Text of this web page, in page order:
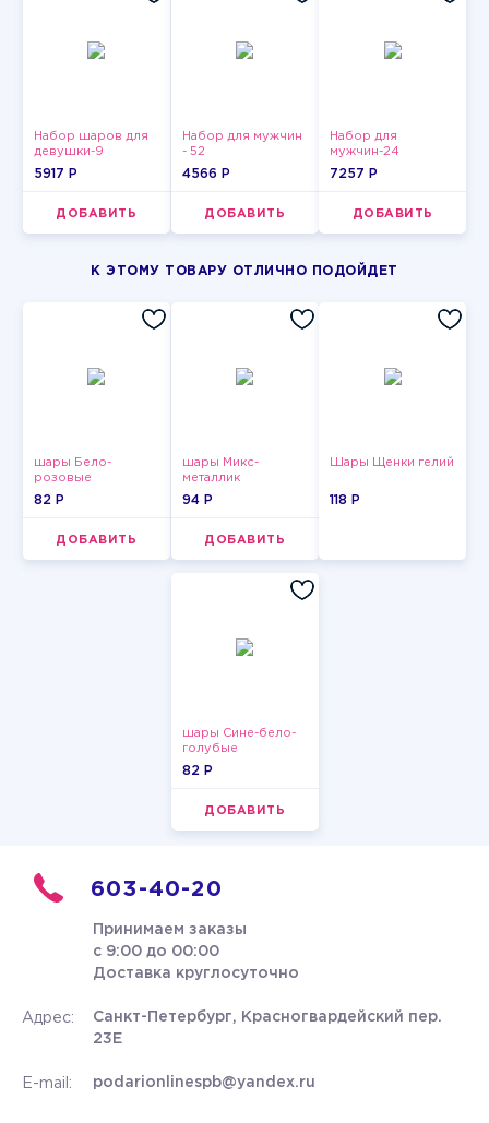
Набор шаров для
девушки-9
5917 P
ДОБАВИТЬ
Набор для мужчин
- 52
4566 P
ДОБАВИТЬ
Набор для
мужчин-24
7257 P
ДОБАВИТЬ
К ЭТОМУ ТОВАРУ ОТЛИЧНО ПОДОЙДЕТ
шары Бело-
розовые
пастельные
82 P
ДОБАВИТЬ
шары Микс-
металлик
94 P
ДОБАВИТЬ
Шары Щенки гелий
118 P
шары Сине-бело-
голубые
пастельные
82 P
ДОБАВИТЬ
603-40-20
Принимаем заказы
с 9:00 до 00:00
Доставка круглосуточно
Адрес:
Санкт-Петербург, Красногвардейский пер.
23Е
E-mail: podarionlinespb@yandex.ru